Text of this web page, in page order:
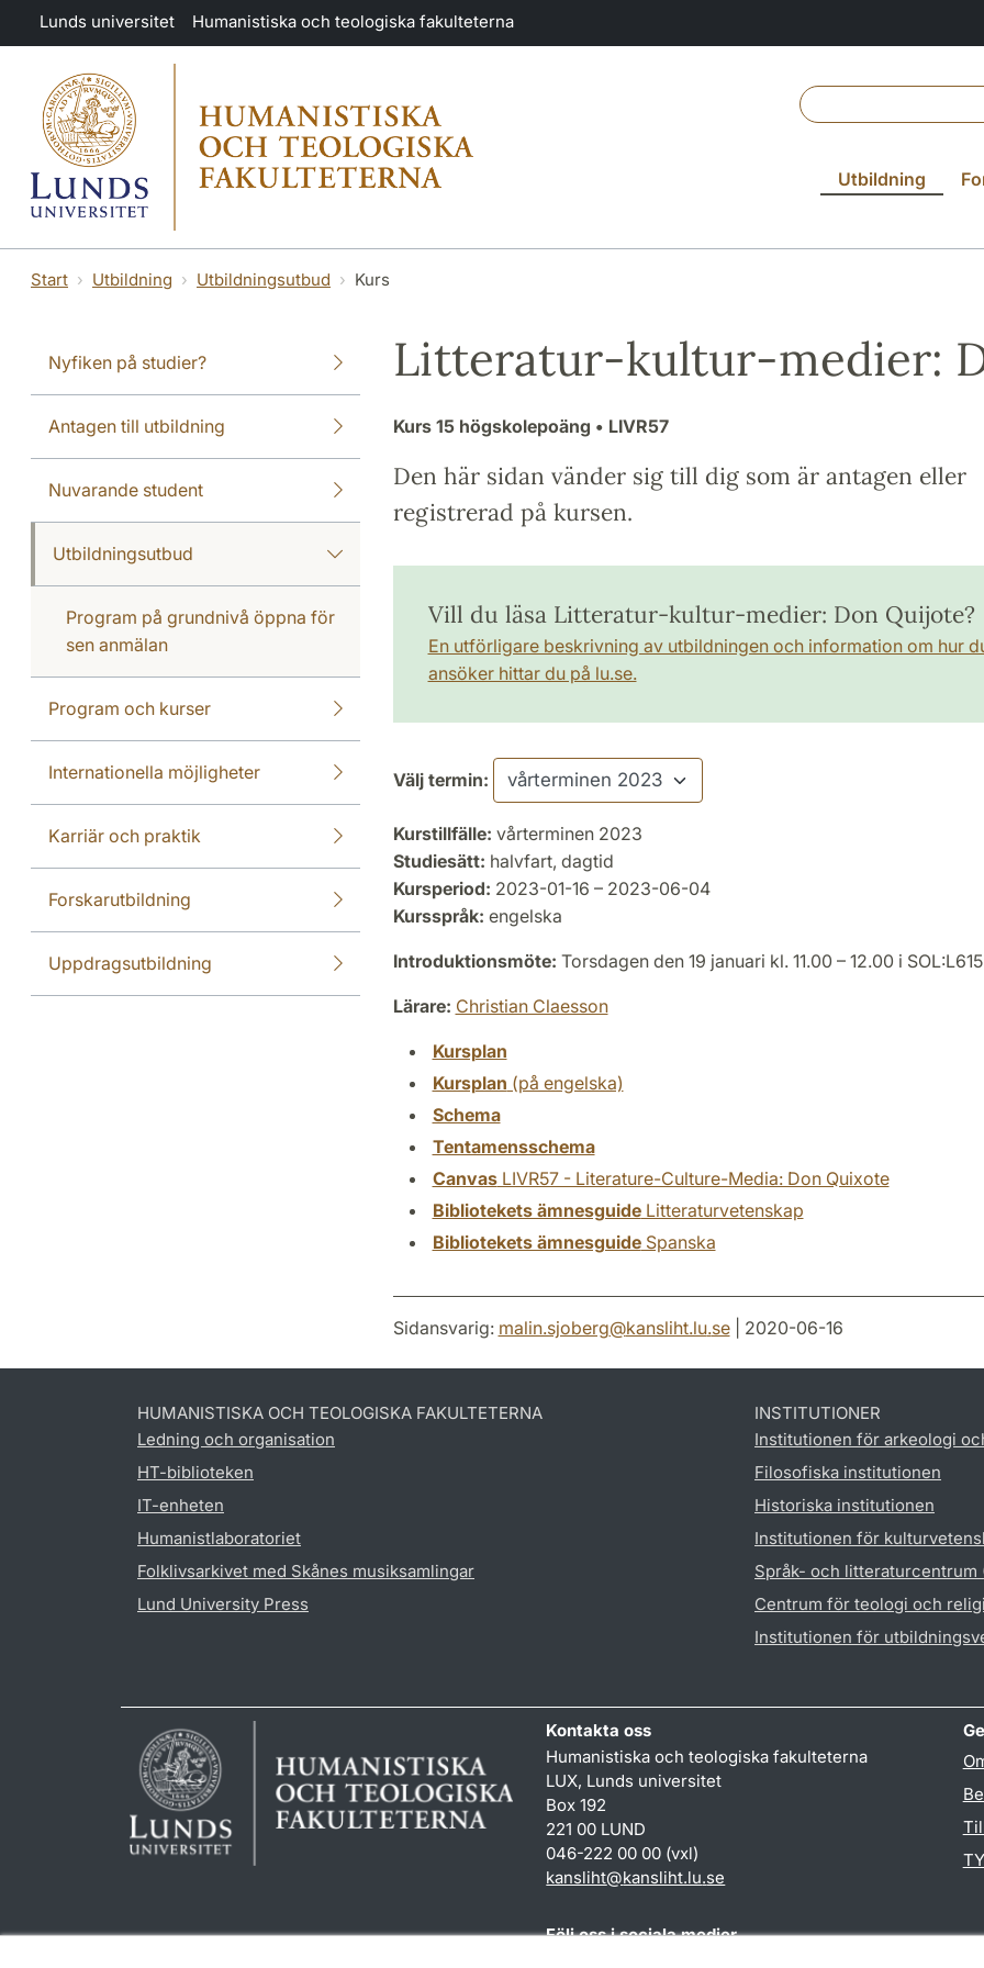
Hoppa till huvudinnehåll
Lunds universitet Humanistiska och teologiska fakulteterna
Utbildning
Start Utbildning Utbildningsutbud Kurs
Nyfiken på studier?
Antagen till utbildning
Nuvarande student
Utbildningsutbud
Program på grundnivå öppna för
sen anmälan
Program och kurser
Internationella möjligheter
Karriär och praktik
Forskarutbildning
Uppdragsutbildning
Litteratur-kultur-medier:
Kurs 15 högskolepoäng • LIVR57
Den här sidan vänder sig till dig som är antagen eller
registrerad på kursen.
Vill du läsa Litteratur-kultur-medier: Don Quijote?
En utförligare beskrivning av utbildningen och information om hur
ansöker hittar du på lu.se.
Välj termin:
Kurstillfälle: vårterminen 2023
Studiesätt: halvfart, dagtid
Kursperiod: 2023-01-16 – 2023-06-04
Kursspråk: engelska
Introduktionsmöte: Torsdagen den 19 januari kl. 11.00 – 12.00 i SOL:L615
Lärare: Christian Claesson
Kursplan
Kursplan (på engelska)
Schema
Tentamensschema
CanvasLIVR57 - Literature-Culture-Media: Don Quixote
Bibliotekets ämnesguideLitteraturvetenskap
Bibliotekets ämnesguideSpanska
Sidansvarig: malin.sjoberg@kansliht.lu.se| 2020-06-16
HUMANISTISKA OCH TEOLOGISKA FAKULTETERNA
Ledning och organisation
HT-biblioteken
IT-enheten
Humanistlaboratoriet
Folklivsarkivet med Skånes musiksamlingar
Lund University Press
INSTITUTIONER
Institutionen för arkeologi
Filosofiska institutionen
Historiska institutionen
Institutionen för
Språk- och litteraturcentrum
Centrum för teologi och
Institutionen för
Kontakta oss
Humanistiska och teologiska fakulteterna
LUX, Lunds universitet
Box 192
221 00 LUND
046-222 00 00 (vxl)
kansliht@kansliht.lu.se
Följ oss i sociala medier